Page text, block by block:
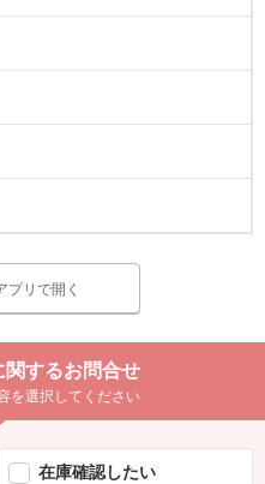
プリで開く
関するお問合せ
を選択してください
在庫確認したい